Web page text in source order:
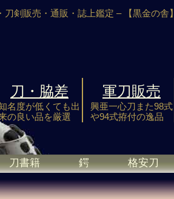
刀剣販売・通販・誌上鑑定 – 【黒金の舎】
軍刀販売
興亜一心刀また98式
や94式拵付の逸品
刀・脇差
名度が低くても出
の良い品を厳選
格安刀
鍔
刀書籍